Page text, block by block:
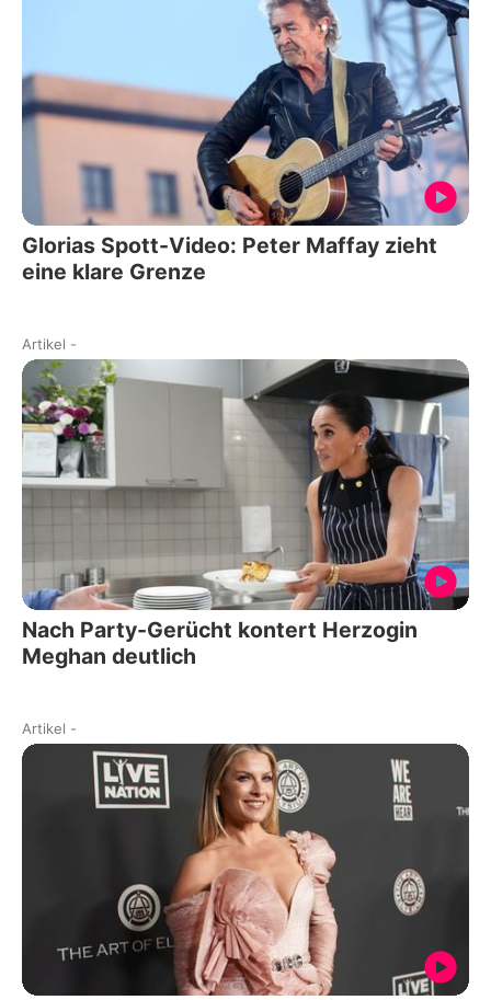
Glorias Spott-Video: Peter Maffay zieht
eine klare Grenze
Artikel -
Nach Party-Gerücht kontert Herzogin
Meghan deutlich
Artikel -